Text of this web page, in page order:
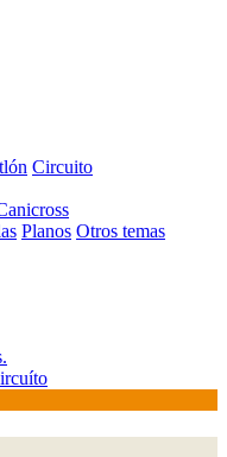
Circuito
Planos Otros temas